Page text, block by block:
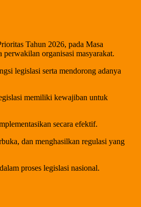
Tahun 2026, pada Masa
organisasi masyarakat.
legislasi serta mendorong adanya
memiliki kewajiban untuk
secara efektif.
dan menghasilkan regulasi yang
proses legislasi nasional.